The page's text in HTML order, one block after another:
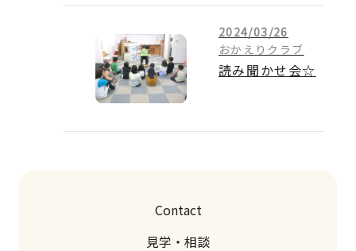
2024/03/26
おかえりクラブ
読み聞かせ会☆
Contact
見学・相談